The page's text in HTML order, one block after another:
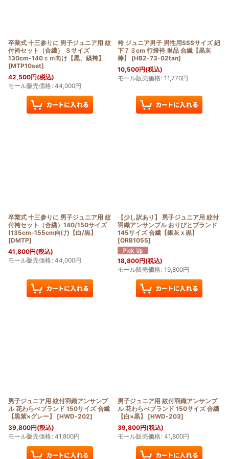
卒業式 十三参りに 男子ジュニア用 紋
付袴セット（合繊） Ｓサイズ
130cm-140ｃｍ向け【黒、縞袴】
[MTP10set]
42,500円(税込)
モール販売価格: 44,000円
袴 ジュニア男子 男性用SSSサイズ 紐
下７３cm 行燈袴 単品 合繊【黒灰
棒】
[HB2-73-02tan]
10,500円(税込)
モール販売価格: 11,770円
卒業式 十三参りに 男子ジュニア用 紋
付袴セット（合繊）140/150サイズ
(135cm-155cm向け)【白/黒】
[DMTP]
41,800円(税込)
モール販売価格: 44,000円
【少し訳あり】 男子ジュニア用 紋付
羽織アンサンブル おりびとブランド
145サイズ 合繊【銀灰ｘ黒】
[ORB1055]
18,800円(税込)
モール販売価格: 19,800円
男子ジュニア用 紋付羽織アンサンブ
ル 花わらべブランド 150サイズ 合繊
【黒紫×グレー】
[HWD-202]
39,800円(税込)
モール販売価格: 41,800円
男子ジュニア用 紋付羽織アンサンブ
ル 花わらべブランド 150サイズ 合繊
【白×黒】
[HWD-203]
39,800円(税込)
モール販売価格: 41,800円